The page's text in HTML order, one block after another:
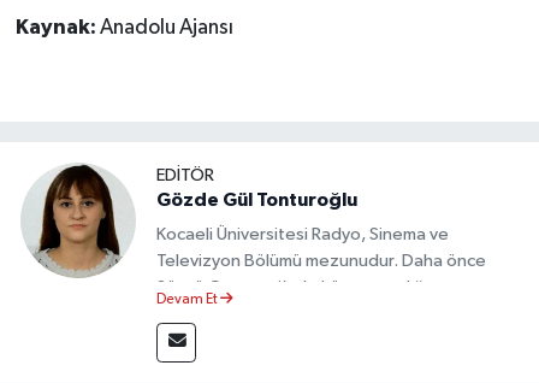
Kaynak: Anadolu Ajansı
EDİTÖR
Gözde Gül Tonturoğlu
Kocaeli Üniversitesi Radyo, Sinema ve
Televizyon Bölümü mezunudur. Daha önce
Sözcü Gazetesi’nde köşe yazarlığı yapmış ve
Devam Et